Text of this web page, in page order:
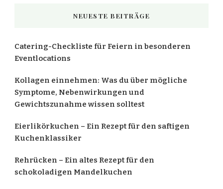
NEUESTE BEITRÄGE
Catering-Checkliste für Feiern in besonderen
Eventlocations
Kollagen einnehmen: Was du über mögliche
Symptome, Nebenwirkungen und
Gewichtszunahme wissen solltest
Eierlikörkuchen – Ein Rezept für den saftigen
Kuchenklassiker
Rehrücken – Ein altes Rezept für den
schokoladigen Mandelkuchen